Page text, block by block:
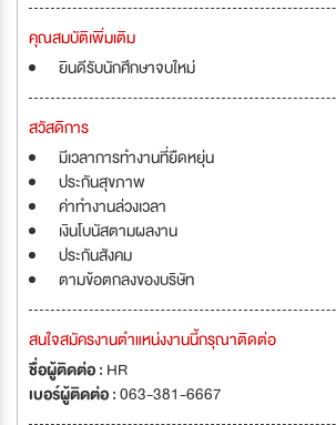
คุณสมบัติเพิ่มเติม
ยินดีรับนักศึกษาจบใหม่
สวัสดิการ
มีเวลาการทำงานที่ยืดหยุ่น
ประกันสุขภาพ
ค่าทำงานล่วงเวลา
เงินโบนัสตามผลงาน
ประกันสังคม
ตามข้อตกลงของบริษัท
สนใจสมัครงานตำแหน่งงานนี้กรุณาติดต่อ
ชื่อผู้ติดต่อ : HR
เบอร์ผู้ติดต่อ :063-381-6667